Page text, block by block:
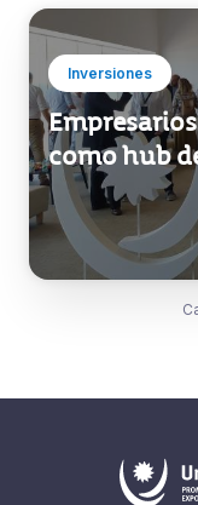
Inversiones
como hub